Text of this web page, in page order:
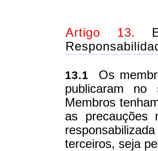
Artigo 13.
13.1 Os
publicaram no
Membros
as precauções
terceiros, seja